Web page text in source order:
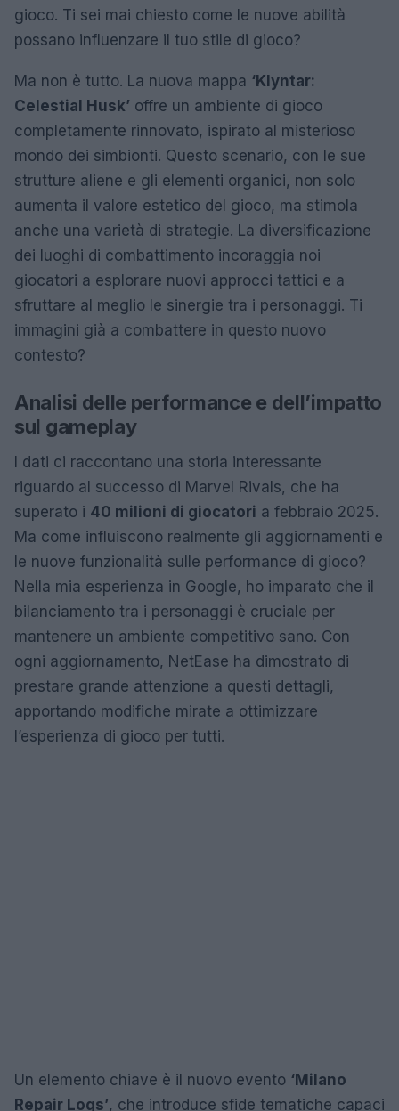
gioco. Ti sei mai chiesto come le nuove abilità
possano influenzare il tuo stile di gioco?
Ma non è tutto. La nuova mappa ‘Klyntar:
Celestial Husk’ offre un ambiente di gioco
completamente rinnovato, ispirato al misterioso
mondo dei simbionti. Questo scenario, con le sue
strutture aliene e gli elementi organici, non solo
aumenta il valore estetico del gioco, ma stimola
anche una varietà di strategie. La diversificazione
dei luoghi di combattimento incoraggia noi
giocatori a esplorare nuovi approcci tattici e a
sfruttare al meglio le sinergie tra i personaggi. Ti
immagini già a combattere in questo nuovo
contesto?
Analisi delle performance e dell’impatto
sul gameplay
I dati ci raccontano una storia interessante
riguardo al successo di Marvel Rivals, che ha
superato i 40 milioni di giocatori a febbraio 2025.
Ma come influiscono realmente gli aggiornamenti e
le nuove funzionalità sulle performance di gioco?
Nella mia esperienza in Google, ho imparato che il
bilanciamento tra i personaggi è cruciale per
mantenere un ambiente competitivo sano. Con
ogni aggiornamento, NetEase ha dimostrato di
prestare grande attenzione a questi dettagli,
apportando modifiche mirate a ottimizzare
l’esperienza di gioco per tutti.
Un elemento chiave è il nuovo evento ‘Milano
Repair Logs’, che introduce sfide tematiche capaci